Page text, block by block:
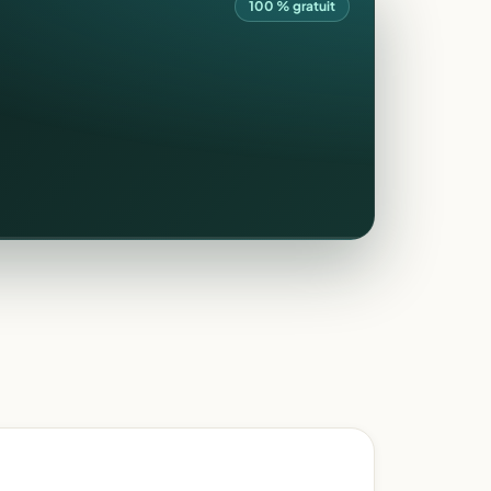
100 % gratuit